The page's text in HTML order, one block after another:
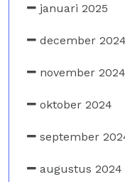
januari 2025
december 2024
november 2024
oktober 2024
september
augustus 2024